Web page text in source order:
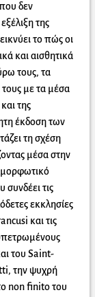
δεν
της
το πώς οι
και αισθητικά
τους, τα
με τα μέσα
της
έκδοση των
τη σχέση
μέσα στην
τις
εκκλησίες
και τις
του Saint-
την ψυχρή
non finito του